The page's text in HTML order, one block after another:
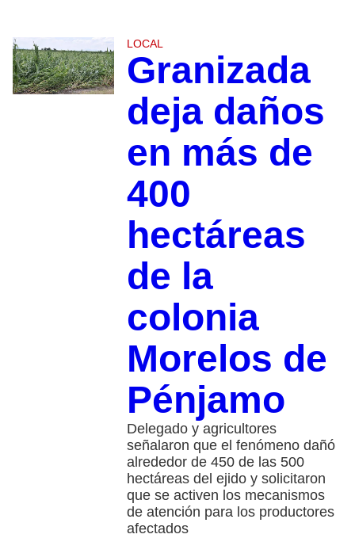
LOCAL
Granizada
deja daños
en más de
400
hectáreas
de la
colonia
Morelos de
Pénjamo
Delegado y agricultores
señalaron que el fenómeno dañó
alrededor de 450 de las 500
hectáreas del ejido y solicitaron
que se activen los mecanismos
de atención para los productores
afectados